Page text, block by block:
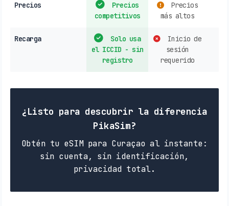
Precios
Precios
competitivos
Precios
más altos
Recarga
Solo usa
el ICCID - sin
registro
Inicio de
sesión
requerido
¿Listo para descubrir la diferencia
PikaSim?
Obtén tu eSIM para Curaçao al instante:
sin cuenta, sin identificación,
privacidad total.